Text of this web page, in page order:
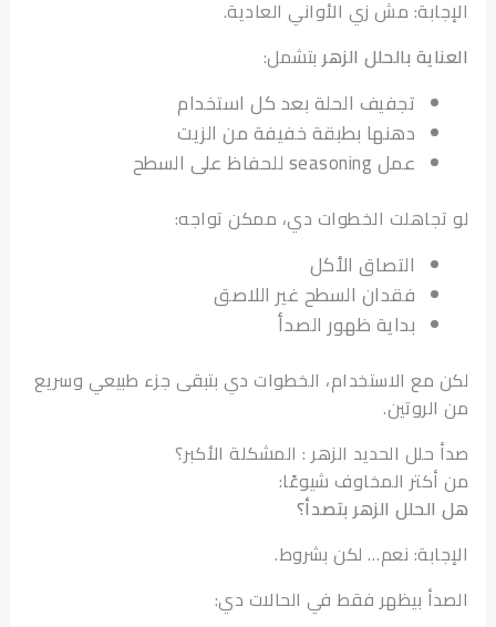
مش زي الأواني العادية.
بالحلل الزهربتشمل:
تجفيف الحلة بعد كل استخدام
دهنها بطبقة خفيفة من الزيت
عمل seasoning للحفاظ على السطح
الخطوات دي، ممكن تواجه:
التصاق الأكل
فقدان السطح غير اللاصق
بداية ظهور الصدأ
الاستخدام، الخطوات دي بتبقى جزء طبيعي وسريع
الحديد الزهر : المشكلة الأكبر؟
المخاوف شيوعًا:
الزهر بتصدأ؟
نعم… لكن بشروط.
بيظهر فقط في الحالات دي: